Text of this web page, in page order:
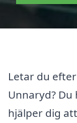
Letar du
Unnaryd?
hjälper dig